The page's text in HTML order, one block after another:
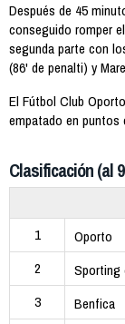
Después de 45
conseguido romper
segunda parte con
(86' de penalti) y
El Fútbol Club
empatado en puntos
Clasificación (al
1
Oporto
2
Sporting
3
Benfica